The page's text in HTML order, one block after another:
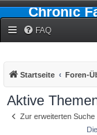
Chronic
FAQ
Startseite Foren-
Aktive
Zur erweiterten Suche